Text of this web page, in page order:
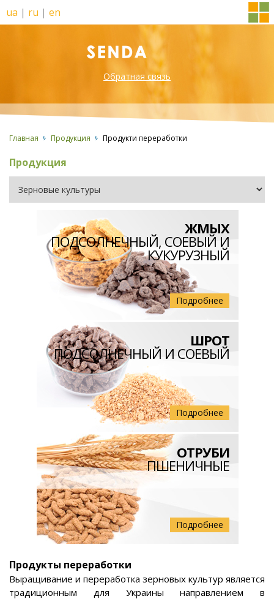
ua | ru | en
Обратная связь
Главная Продукция Продукти переработки
Продукция
Подробнее
ЖМЫХ
ПОДСОЛНЕЧНЫЙ, СОЕВЫЙ И
КУКУРУЗНЫЙ
Подробнее
ШРОТ
ПОДСОЛНЕЧНЫЙ И СОЕВЫЙ
Подробнее
ОТРУБИ
ПШЕНИЧНЫЕ
Продукты переработки
Выращивание и переработка зерновых культур является
традиционным для Украины направлением в